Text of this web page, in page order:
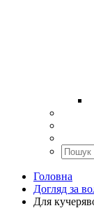
Головна
Догляд за
Для